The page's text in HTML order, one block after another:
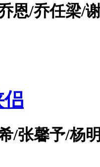
恩/乔任梁/
/张馨予/杨